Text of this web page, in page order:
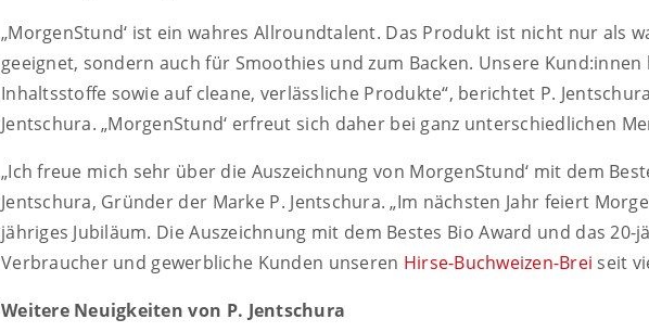
„MorgenStund‘ ist ein wahres Allroundtalent. Das Produkt ist nicht nur als
geeignet, sondern auch für Smoothies und zum Backen. Unsere
Inhaltsstoffe sowie auf cleane, verlässliche Produkte“, berichtet P.
Jentschura. „MorgenStund‘ erfreut sich daher bei ganz unterschiedlichen
„Ich freue mich sehr über die Auszeichnung von MorgenStund‘ mit dem
Jentschura, Gründer der Marke P. Jentschura. „Im nächsten Jahr feiert
jähriges Jubiläum. Die Auszeichnung mit dem Bestes Bio Award und das 20-
Verbraucher und gewerbliche Kunden unseren Hirse-Buchweizen-Brei seit
Weitere Neuigkeiten von P. Jentschura